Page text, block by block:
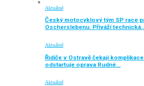
Aktuálně
Český motocyklový tým SP race
Oscherslebenu. Přiváží
Aktuálně
Řidiče v Ostravě čekají
odstartuje oprava Rudné…
Aktuálně